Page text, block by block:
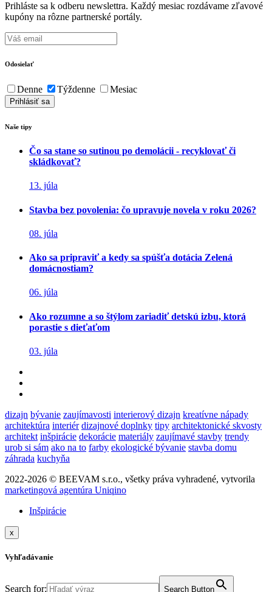
Prihláste sa k odberu newslettra. Každý mesiac rozdávame zľavové
kupóny na rôzne partnerské portály.
Odosielať
Denne Týždenne Mesiac
Naše tipy
Čo sa stane so sutinou po demolácii - recyklovať či
skládkovať?
13. júla
Stavba bez povolenia: čo upravuje novela v roku 2026?
08. júla
Ako sa pripraviť a kedy sa spúšťa dotácia Zelená
domácnostiam?
06. júla
Ako rozumne a so štýlom zariadiť detskú izbu, ktorá
porastie s dieťaťom
03. júla
dizajn bývanie zaujímavosti interierový dizajn kreatívne nápady
architektúra interiér dizajnové doplnky tipy architektonické skvosty
architekt inšpirácie dekorácie materiály zaujímavé stavby trendy
urob si sám ako na to farby ekologické bývanie stavba domu
záhrada kuchyňa
2022-2026 © BEEVAM s.r.o., všetky práva vyhradené, vytvorila
marketingová agentúra Uniqino
Inšpirácie
x
Vyhľadávanie
Search for: Search Button